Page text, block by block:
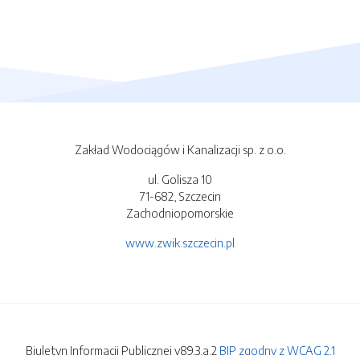
Zakład Wodociągów i Kanalizacji sp. z o.o.
ul. Golisza 10
71-682, Szczecin
Zachodniopomorskie
www.zwik.szczecin.pl
Biuletyn Informacji Publicznej v89.3.a.2 BIP zgodny z WCAG 2.1